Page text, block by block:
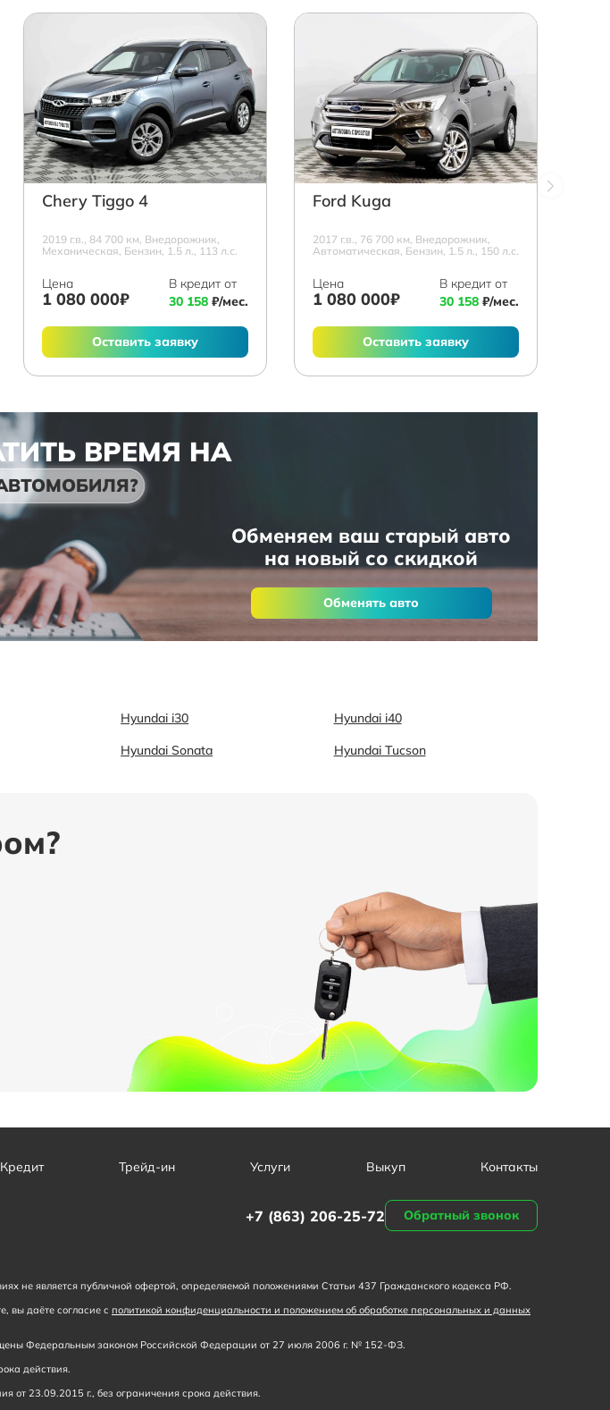
Chery Tiggo 4
2019 г.в., 84 700 км, Внедорожник,
Механическая, Бензин, 1.5 л., 113 л.с.
Цена
1 080 000₽
В кредит от
30 158 ₽/мес.
Оставить заявку
Ford Kuga
2017 г.в., 76 700 км, Внедорожник,
Автоматическая, Бензин, 1.5 л., 150 л.с.
Цена
1 080 000₽
В кредит от
30 158 ₽/мес.
Оставить заявку
ВРЕМЯ НА
Обменяем ваш старый авто
на новый со скидкой
Обменять авто
Hyundai i30
Hyundai i40
Hyundai Sonata Hyundai Tucson
Кредит Трейд-ин Услуги Выкуп Контакты
+7 (863) 206-25-72 Обратный звонок
не является публичной офертой, определяемой положениями Статьи 437 Гражданского кодекса РФ.
вы даёте согласие с политикой конфиденциальности и положением об обработке персональных и данных
Федеральным законом Российской Федерации от 27 июля 2006 г. № 152-ФЗ.
действия.
от 23.09.2015 г., без ограничения срока действия.